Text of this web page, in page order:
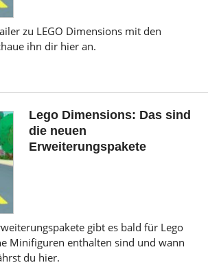
zu LEGO Dimensions mit den
ihn dir hier an.
Lego Dimensions: Das sind
die neuen
Erweiterungspakete
gibt es bald für Lego
Minifiguren enthalten sind und wann
du hier.